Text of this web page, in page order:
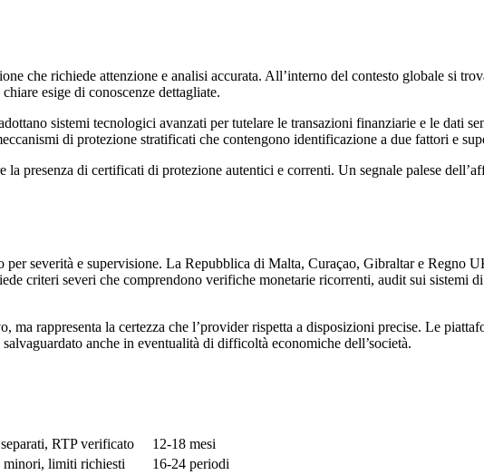
che richiede attenzione e analisi accurata. All’interno del contesto globale si
esige di conoscenze dettagliate.
sistemi tecnologici avanzati per tutelare le transazioni finanziarie e le dati
di protezione stratificati che contengono identificazione a due fattori e
presenza di certificati di protezione autentici e correnti. Un segnale palese
severità e supervisione. La Repubblica di Malta, Curaçao, Gibraltar e Regno
criteri severi che comprendono verifiche monetarie ricorrenti, audit sui sistemi
rappresenta la certezza che l’provider rispetta a disposizioni precise. Le
anche in eventualità di difficoltà economiche dell’società.
RTP verificato
12-18 mesi
minori, limiti richiesti
16-24 periodi